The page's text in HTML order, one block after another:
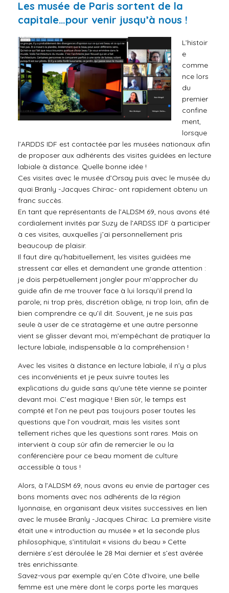
Les musée de Paris sortent de la
capitale…pour venir jusqu’à nous !
L’histoir
e
comme
nce lors
du
premier
confine
ment,
lorsque
l’ARDDS IDF est contactée par les musées nationaux afin
de proposer aux adhérents des visites guidées en lecture
labiale à distance. Quelle bonne idée !
Ces visites avec le musée d’Orsay puis avec le musée du
quai Branly -Jacques Chirac- ont rapidement obtenu un
franc succès.
En tant que représentants de l’ALDSM 69, nous avons été
cordialement invités par Suzy de l’ARDSS IDF à participer
à ces visites, auxquelles j’ai personnellement pris
beaucoup de plaisir.
Il faut dire qu’habituellement, les visites guidées me
stressent car elles et demandent une grande attention :
je dois perpétuellement jongler pour m’approcher du
guide afin de me trouver face à lui lorsqu’il prend la
parole; ni trop près, discrétion oblige, ni trop loin, afin de
bien comprendre ce qu’il dit. Souvent, je ne suis pas
seule à user de ce stratagème et une autre personne
vient se glisser devant moi, m’empêchant de pratiquer la
lecture labiale, indispensable à la compréhension !
Avec les visites à distance en lecture labiale, il n’y a plus
ces inconvénients et je peux suivre toutes les
explications du guide sans qu’une tête vienne se pointer
devant moi. C’est magique ! Bien sûr, le temps est
compté et l’on ne peut pas toujours poser toutes les
questions que l’on voudrait, mais les visites sont
tellement riches que les questions sont rares. Mais on
intervient à coup sûr afin de remercier le ou la
conférencière pour ce beau moment de culture
accessible à tous !
Alors, à l’ALDSM 69, nous avons eu envie de partager ces
bons moments avec nos adhérents de la région
lyonnaise, en organisant deux visites successives en lien
avec le musée Branly -Jacques Chirac. La première visite
était une « introduction au musée » et la seconde plus
philosophique, s’intitulait « visions du beau » Cette
dernière s’est déroulée le 28 Mai dernier et s’est avérée
très enrichissante.
Savez-vous par exemple qu’en Côte d’Ivoire, une belle
femme est une mère dont le corps porte les marques